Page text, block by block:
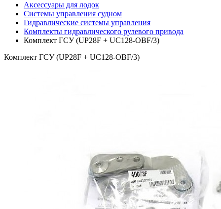
Аксессуары для лодок
Системы управления судном
Гидравлические системы управления
Комплекты гидравлического рулевого привода
Комплект ГСУ (UP28F + UC128-OBF/3)
Комплект ГСУ (UP28F + UC128-OBF/3)